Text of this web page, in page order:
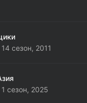
14 сезон, 2011
1 сезон, 2025